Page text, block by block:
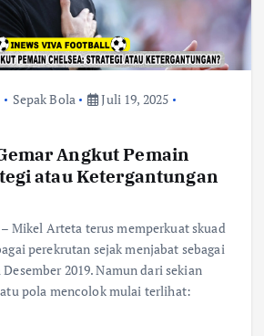
Sepak Bola
Juli 19, 2025
Angkut Pemain
atau Ketergantungan
Mikel Arteta terus memperkuat skuad
perekrutan sejak menjabat sebagai
2019. Namun dari sekian
pola mencolok mulai terlihat: